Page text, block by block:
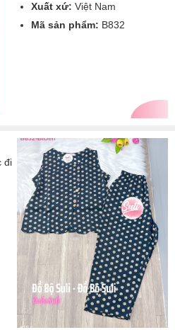
Xuất xứ: Việt Nam
Mã sản phẩm: B832
đi